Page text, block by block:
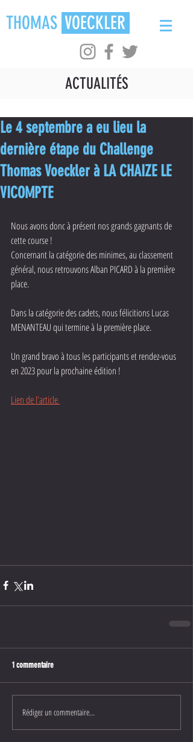
THOMAS VOECKLER
ACTUALITÉS
Le 4 septembre a eu lieu la
dernière étape du Challenge
Thomas Voeckler à LA CHAIZE LE
VICOMPTE
Nous avons donc à présent nos grands gagnants de
cette course !
Concernant la catégorie des minimes, au classement
général, nous retrouvons Alban PICARD à la première
place.
Dans la catégorie des cadets, nous félicitions Lucas
MENANTEAU qui termine à la première place.
Un grand bravo à tous les participants et rendez-vous
en 2023 pour la prochaine édition !
Lien de l'article
1 commentaire
Rédigez un commentaire...